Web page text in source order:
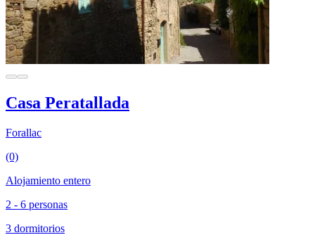
Casa Peratallada
Forallac
(0)
Alojamiento entero
2 - 6 personas
3 dormitorios